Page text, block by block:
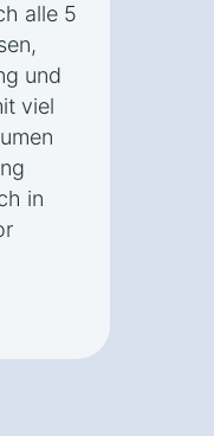
alle 5
und
viel
in